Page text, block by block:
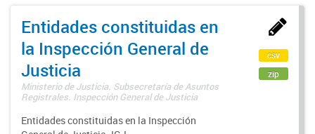
Entidades constituidas en
la Inspección General de
Justicia
Ministerio de Justicia. Subsecretaría de Asuntos
Registrales. Inspección General de Justicia
Entidades constituidas en la Inspección
csv
zip